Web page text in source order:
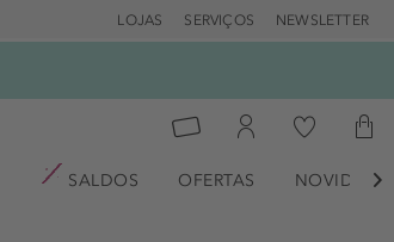
LOJAS SERVIÇOS NEWSLETTER
SALDOS OFERTAS 